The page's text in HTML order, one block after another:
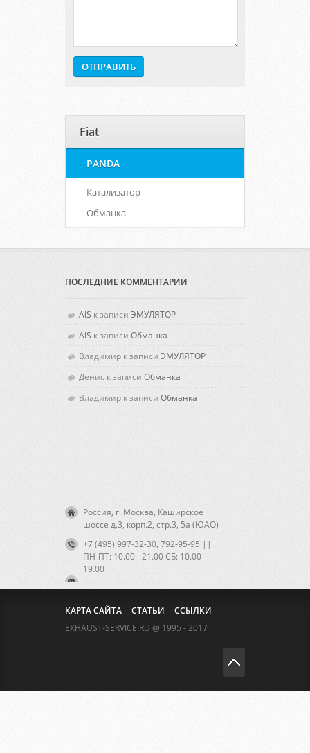
Fiat
PANDA
Катализатор
Обманка
ПОСЛЕДНИЕ КОММЕНТАРИИ
AIS к записи ЭМУЛЯТОР
AIS к записи Обманка
Владимир к записи ЭМУЛЯТОР
Денис к записи Обманка
Владимир к записи Обманка
Россия, г. Москва, Каширское
шоссе д.3, корп.2, стр.3, 5а (ЮАО)
+7 (495) 997-32-30, 792-95-95 ||
ПН-ПТ: 10.00 - 21.00 CБ: 10.00 -
19.00
КАРТА САЙТА СТАТЬИ
ССЫЛКИ
EXHAUST-SERVICE.RU @ 1995 - 2017